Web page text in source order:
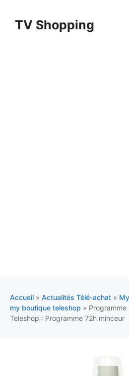
contenuTV Shopping
Accueil » Actualités Télé-achat »
my boutique teleshop »
Teleshop : Programme 72h minceur